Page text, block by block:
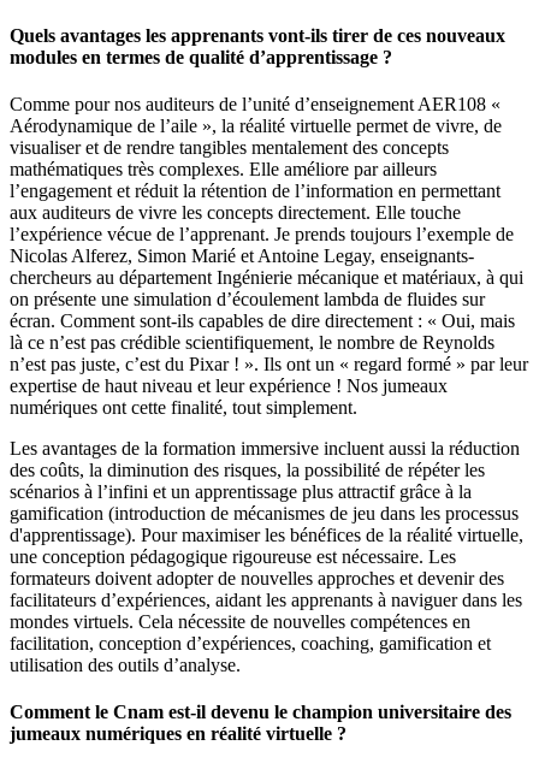
Quels avantages les apprenants vont-ils tirer de ces nouveaux
modules en termes de qualité d’apprentissage ?
Comme pour nos auditeurs de l’unité d’enseignement AER108 «
Aérodynamique de l’aile », la réalité virtuelle permet de vivre, de
visualiser et de rendre tangibles mentalement des concepts
mathématiques très complexes. Elle améliore par ailleurs
l’engagement et réduit la rétention de l’information en permettant
aux auditeurs de vivre les concepts directement. Elle touche
l’expérience vécue de l’apprenant. Je prends toujours l’exemple de
Nicolas Alferez, Simon Marié et Antoine Legay, enseignants-
chercheurs au département Ingénierie mécanique et matériaux, à qui
on présente une simulation d’écoulement lambda de fluides sur
écran. Comment sont-ils capables de dire directement : « Oui, mais
là ce n’est pas crédible scientifiquement, le nombre de Reynolds
n’est pas juste, c’est du Pixar ! ». Ils ont un « regard formé » par leur
expertise de haut niveau et leur expérience ! Nos jumeaux
numériques ont cette finalité, tout simplement.
Les avantages de la formation immersive incluent aussi la réduction
des coûts, la diminution des risques, la possibilité de répéter les
scénarios à l’infini et un apprentissage plus attractif grâce à la
gamification (introduction de mécanismes de jeu dans les processus
d'apprentissage). Pour maximiser les bénéfices de la réalité virtuelle,
une conception pédagogique rigoureuse est nécessaire. Les
formateurs doivent adopter de nouvelles approches et devenir des
facilitateurs d’expériences, aidant les apprenants à naviguer dans les
mondes virtuels. Cela nécessite de nouvelles compétences en
facilitation, conception d’expériences, coaching, gamification et
utilisation des outils d’analyse.
Comment le Cnam est-il devenu le champion universitaire des
jumeaux numériques en réalité virtuelle ?